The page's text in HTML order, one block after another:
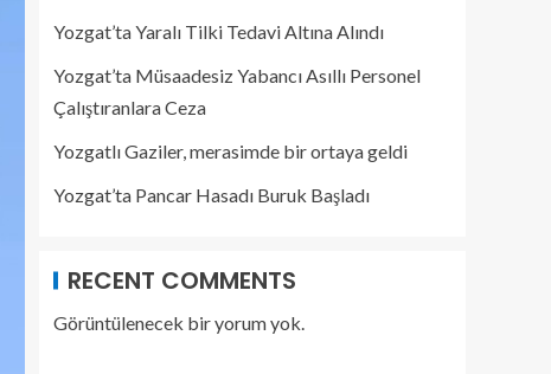
Yozgat’ta Yaralı Tilki Tedavi Altına Alındı
Yozgat’ta Müsaadesiz Yabancı Asıllı Personel
Çalıştıranlara Ceza
Yozgatlı Gaziler, merasimde bir ortaya geldi
Yozgat’ta Pancar Hasadı Buruk Başladı
RECENT COMMENTS
Görüntülenecek bir yorum yok.